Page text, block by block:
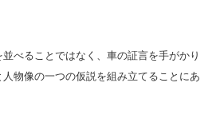
べることではなく、車の証言を手がかり
物像の一つの仮説を組み立てることにあ